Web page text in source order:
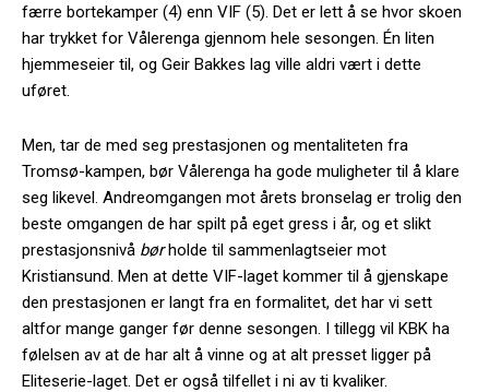
færre bortekamper (4) enn VIF (5). Det er lett å se hvor skoen
har trykket for Vålerenga gjennom hele sesongen. Én liten
hjemmeseier til, og Geir Bakkes lag ville aldri vært i dette
uføret.
Men, tar de med seg prestasjonen og mentaliteten fra
Tromsø-kampen, bør Vålerenga ha gode muligheter til å klare
seg likevel. Andreomgangen mot årets bronselag er trolig den
beste omgangen de har spilt på eget gress i år, og et slikt
prestasjonsnivå børholde til sammenlagtseier mot
Kristiansund. Men at dette VIF-laget kommer til å gjenskape
den prestasjonen er langt fra en formalitet, det har vi sett
altfor mange ganger før denne sesongen. I tillegg vil KBK ha
følelsen av at de har alt å vinne og at alt presset ligger på
Eliteserie-laget. Det er også tilfellet i ni av ti kvaliker.